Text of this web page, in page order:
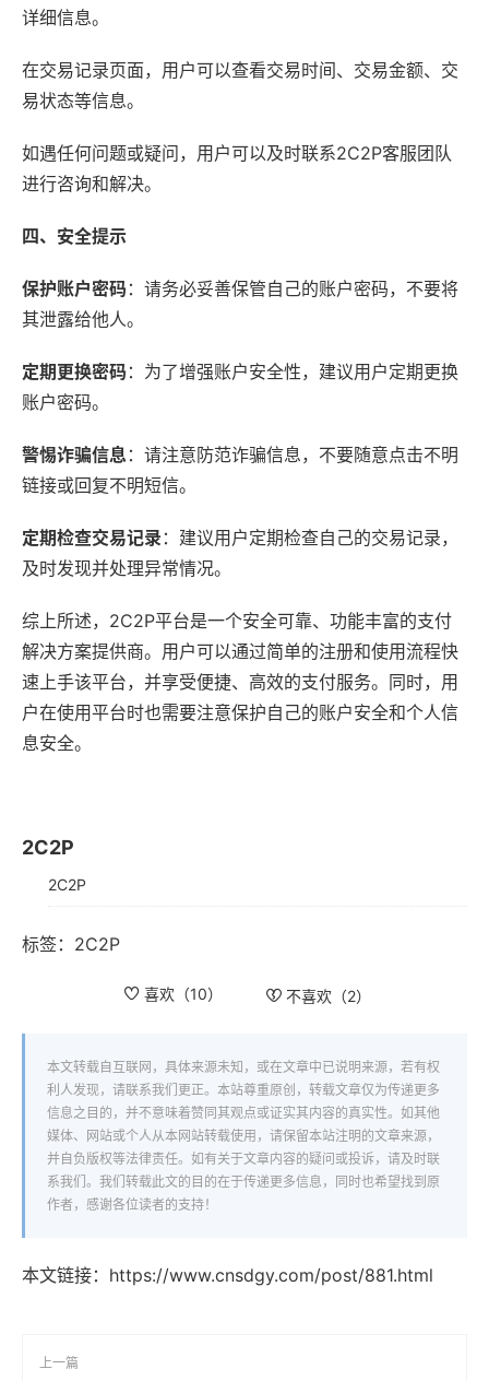
详细信息。
在交易记录页面，用户可以查看交易时间、交易金额、交
易状态等信息。
如遇任何问题或疑问，用户可以及时联系2C2P客服团队
进行咨询和解决。
四、安全提示
保护账户密码 ：请务必妥善保管自己的账户密码，不要将
其泄露给他人。
定期更换密码 ：为了增强账户安全性，建议用户定期更换
账户密码。
警惕诈骗信息：请注意防范诈骗信息，不要随意点击不明
链接或回复不明短信。
定期检查交易记录 ：建议用户定期检查自己的交易记录，
及时发现并处理异常情况。
综上所述，2C2P平台是一个安全可靠、功能丰富的支付
解决方案提供商。用户可以通过简单的注册和使用流程快
速上手该平台，并享受便捷、高效的支付服务。同时，用
户在使用平台时也需要注意保护自己的账户安全和个人信
息安全。
2C2P
2C2P
标签： 2C2P
喜欢（10） 不喜欢（2）
本文转载自互联网，具体来源未知，或在文章中已说明来源，若有权
利人发现，请联系我们更正。本站尊重原创，转载文章仅为传递更多
信息之目的，并不意味着赞同其观点或证实其内容的真实性。如其他
媒体、网站或个人从本网站转载使用，请保留本站注明的文章来源，
并自负版权等法律责任。如有关于文章内容的疑问或投诉，请及时联
系我们。我们转载此文的目的在于传递更多信息，同时也希望找到原
作者，感谢各位读者的支持！
本文链接： https://www.cnsdgy.com/post/881.html
上一篇